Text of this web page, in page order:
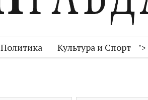
Политика Культура и Спорт ">